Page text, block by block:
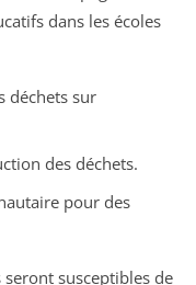
dans les écoles
déchets sur
des déchets.
pour des
susceptibles de